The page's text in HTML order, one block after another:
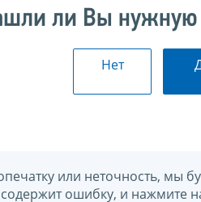
ли Вы
Нет
или неточность, мы
ошибку, и нажмите